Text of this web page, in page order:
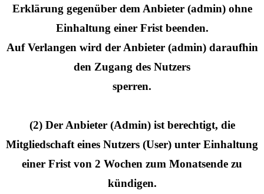
Erklärung gegenüber dem Anbieter (admin) ohne
Einhaltung einer Frist beenden.
Auf Verlangen wird der Anbieter (admin) daraufhin
den Zugang des Nutzers
sperren.
(2) Der Anbieter (Admin) ist berechtigt, die
Mitgliedschaft eines Nutzers (User) unter Einhaltung
einer Frist von 2 Wochen zum Monatsende zu
kündigen.